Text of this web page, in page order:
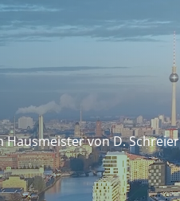
Hausmeister von D. Schreier